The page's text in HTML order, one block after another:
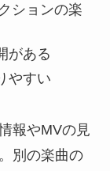
ションの楽
がある
やすい
報やMVの見
別の楽曲の